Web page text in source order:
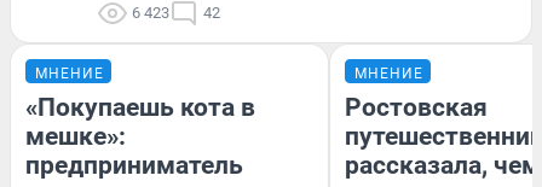
6 423 42
МНЕНИЕ
«Покупаешь кота в
мешке»:
предприниматель
МНЕНИЕ
Ростовская
рассказала, чем